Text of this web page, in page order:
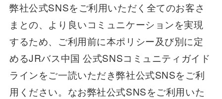
会社案内
安全安心への取組み
よくあるご質問
弊社公式SNSをご利用いただく全てのお客さ
まとの、より良いコミュニケーションを実現
するため、ご利用前に本ポリシー及び別に定
めるJRバス中国 公式SNSコミュニティガイド
ラインをご一読いただき弊社公式SNSをご利
用ください。なお弊社公式SNSをご利用いた